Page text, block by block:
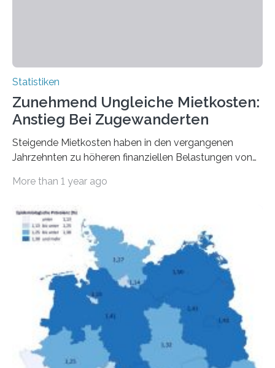
Statistiken
Zunehmend Ungleiche Mietkosten:
Anstieg Bei Zugewanderten
Steigende Mietkosten haben in den vergangenen
Jahrzehnten zu höheren finanziellen Belastungen von
Bundesinstitut für Bevölkerungsforschung (BiB)
gesamten Einkommen zwischen 1990 und 2020 für
unterschiedliche Einkommensgruppen sowie für in
Deutschland geborene Menschen und Zugewanderte
verändert hat. Das Ergebnis: Während Personen mit
hohen Einkommen (oberstes Quintil der Verteilung der
Nettoäquivalenzeinkommen) nur einen moderaten
Anstieg des Mietanteils am Gesamteinkommen
hinnehmen mussten, nahm die Belastung bei
Menschen mit…
More than 1 year ago